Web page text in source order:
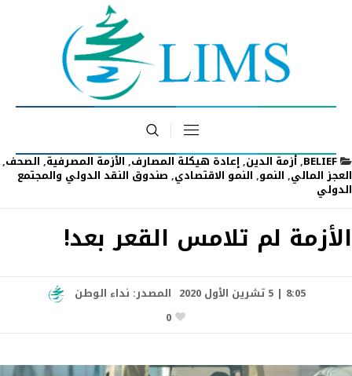
BELIEF
,أزمة الدين,إعادة هيكلة المصارف,الأزمة المصرفية,الصحف,
العجز المالي, النمو, النمو الاقتصادي, صندوق النقد الدولي والمجتمع
الدولي
الأزمة لم تلامس القعر بعد!
8:05 | 5 تشرين الأول 2020 المصدر: نداء الوطن
0